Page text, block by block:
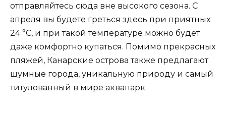
отправляйтесь сюда вне высокого сезона. С
апреля вы будете греться здесь при приятных
24 °C, и при такой температуре можно будет
даже комфортно купаться. Помимо прекрасных
пляжей, Канарские острова также предлагают
шумные города, уникальную природу и самый
титулованный в мире аквапарк.